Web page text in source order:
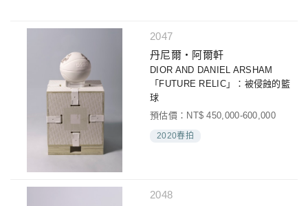
2047
丹尼爾‧阿爾軒
DIOR AND DANIEL ARSHAM
「FUTURE RELIC」：被侵蝕的籃
球
預估價：NT$ 450,000-600,000
2020春拍
2048